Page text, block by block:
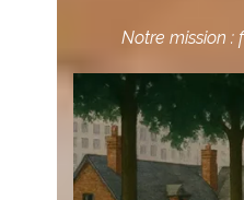
Notre mission :